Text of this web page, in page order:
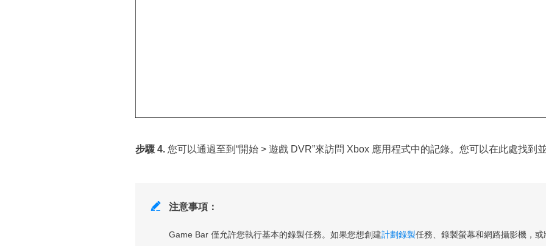
步驟 4. 您可以通過至到“開始 > 遊戲 DVR”來訪問 Xbox 應用程式中的記錄。您可以在此處找到並
 注意事項：
Game Bar 僅允許您執行基本的錄製任務。如果您想創建計劃錄製任務、錄製螢幕和網路攝影機，